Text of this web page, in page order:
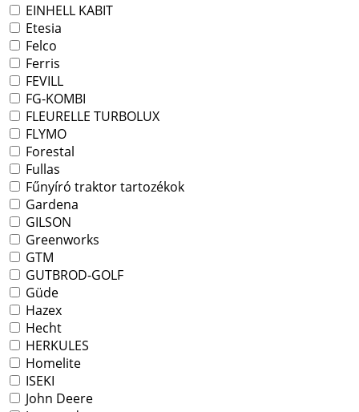
EINHELL KABIT
Etesia
Felco
Ferris
FEVILL
FG-KOMBI
FLEURELLE TURBOLUX
FLYMO
Forestal
Fullas
Fűnyíró traktor tartozékok
Gardena
GILSON
Greenworks
GTM
GUTBROD-GOLF
Güde
Hazex
Hecht
HERKULES
Homelite
ISEKI
John Deere